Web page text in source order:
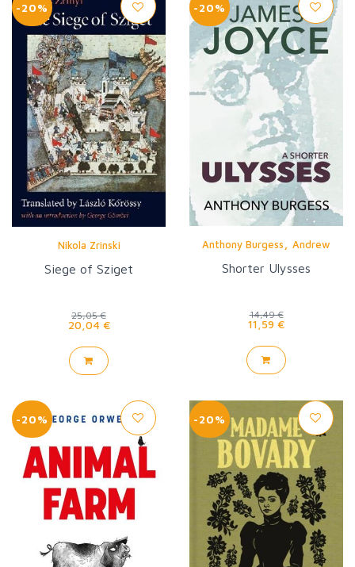
-20%
Nikola Zrinski
Siege of Sziget
25,05 €
20,04 €
-20%
Anthony Burgess, Andrew
Biswell
Shorter Ulysses
14,49 €
11,59 €
-20% -20%